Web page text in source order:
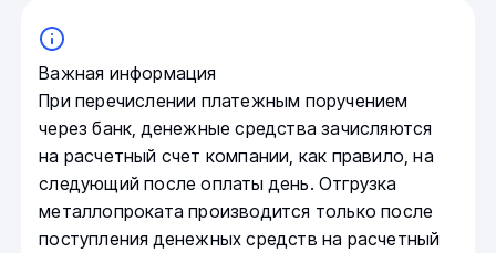
Важная информация
При перечислении платежным поручением
через банк, денежные средства зачисляются
на расчетный счет компании, как правило, на
следующий после оплаты день. Отгрузка
металлопроката производится только после
поступления денежных средств на расчетный